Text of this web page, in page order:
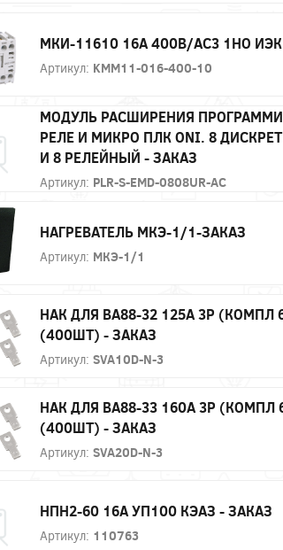
МКИ-11610 16А 400В/АС3 1НО
Артикул: KMM11-016-400-10
МОДУЛЬ РАСШИРЕНИЯ
РЕЛЕ И МИКРО ПЛК ONI. 8
И 8 РЕЛЕЙНЫЙ - ЗАКАЗ
Артикул: PLR-S-EMD-0808UR-AC
НАГРЕВАТЕЛЬ МКЭ-1/1-ЗАКАЗ
Артикул: МКЭ-1/1
НАК ДЛЯ ВА88-32 125А 3P (КОМПЛ
(400ШТ) - ЗАКАЗ
Артикул: SVA10D-N-3
НАК ДЛЯ ВА88-33 160А 3P (КОМПЛ
(400ШТ) - ЗАКАЗ
Артикул: SVA20D-N-3
НПН2-60 16А УП100 КЭАЗ - ЗАКАЗ
Артикул: 110763